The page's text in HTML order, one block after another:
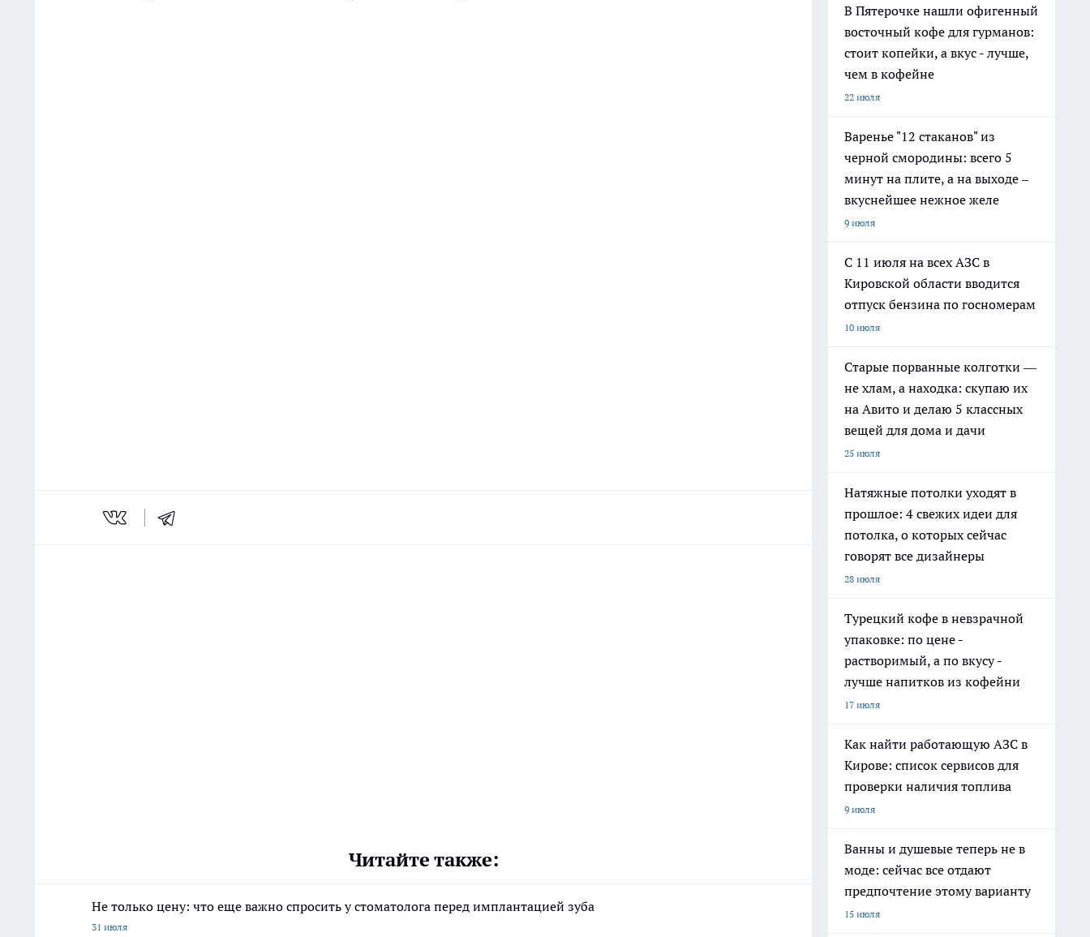
Читайте также:
Не только цену: что еще важно спросить у стоматолога перед имплантацией зуба
31 июля
В Пятерочке нашли офигенный
восточный кофе для гурманов:
стоит копейки, а вкус - лучше,
чем в кофейне
22 июля
Варенье "12 стаканов" из
черной смородины: всего 5
минут на плите, а на выходе –
вкуснейшее нежное желе
9 июля
С 11 июля на всех АЗС в
Кировской области вводится
отпуск бензина по госномерам
10 июля
Старые порванные колготки —
не хлам, а находка: скупаю их
на Авито и делаю 5 классных
вещей для дома и дачи
25 июля
Натяжные потолки уходят в
прошлое: 4 свежих идеи для
потолка, о которых сейчас
говорят все дизайнеры
28 июля
Турецкий кофе в невзрачной
упаковке: по цене -
растворимый, а по вкусу -
лучше напитков из кофейни
17 июля
Как найти работающую АЗС в
Кирове: список сервисов для
проверки наличия топлива
9 июля
Ванны и душевые теперь не в
моде: сейчас все отдают
предпочтение этому варианту
15 июля